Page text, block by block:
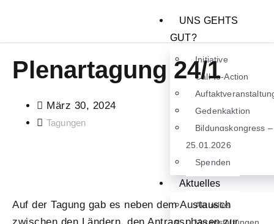
UNS GEHTS
GUT?
Initiative
Call-to-Action
Gedenkaktion
Bildungskongress –
25.01.2026
Spenden
Aktuelles
Aktuelles
Veranstaltungen
Plenartagung 24/1
März 30, 2024
Tagungen
Auf der Tagung gab es neben dem Austausch